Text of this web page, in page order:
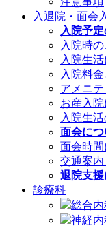
入退院・面会
入院予
入院時
入院生
入院料
アメニ
お産入院
入院生
面会につ
面会時間
交通案内
退院支
診療科
総合内
神経内